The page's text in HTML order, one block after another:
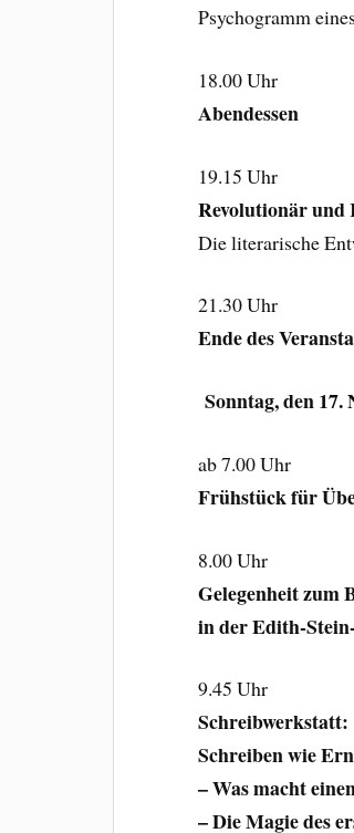
Psychogramm
18.00 Uhr
Abendessen
19.15 Uhr
Revolutionär und
Die literarische
21.30 Uhr
Ende des
Sonntag, den 17.
ab 7.00 Uhr
Frühstück für
8.00 Uhr
Gelegenheit zum
in der Edith-
9.45 Uhr
Schreibwerkstatt:
Schreiben wie
– Was macht
– Die Magie des